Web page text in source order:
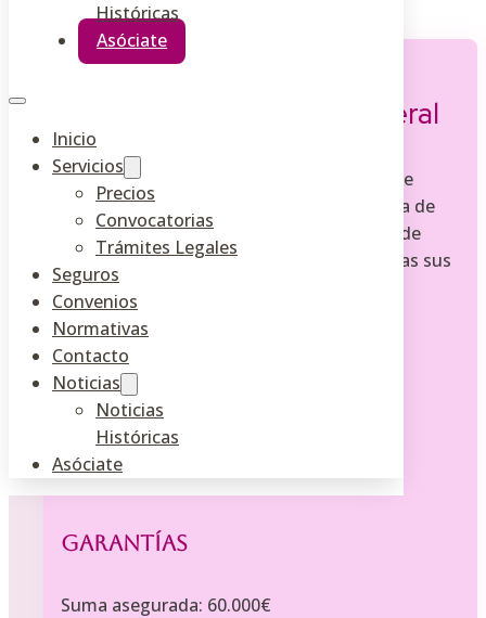
Históricas
Asóciate
Inicio
Servicios
Precios
Convocatorias
Trámites Legales
Seguros
Convenios
Normativas
Contacto
Noticias
Noticias
Históricas
Asóciate
Responsabilidad Civil General
La Federación Nacional de Asociaciones de
Esteticistas tiene suscrita con la compañía de
seguros Allianz-Ras una poliza de seguro de
Responsabilidad Civil General para todos/as sus
asociados/as.
Características
Poliza nº 047094501
Duración: anual
Garantías
Suma asegurada: 60.000€